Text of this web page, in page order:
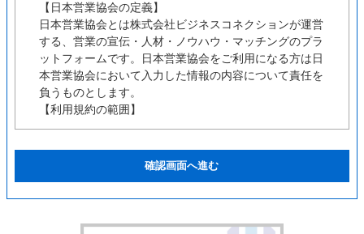
【日本営業協会の定義】
日本営業協会とは株式会社ビジネスコネクションが運営
する、営業の宣伝・人材・ノウハウ・マッチングのプラ
ットフォームです。日本営業協会をご利用になる方は日
本営業協会において入力した情報の内容について責任を
負うものとします。
【利用規約の範囲】
ユーザーの皆様は日本営業協会の利用に関して適用され
当社は、当サイトの全てまたは一部のサービスをいつで